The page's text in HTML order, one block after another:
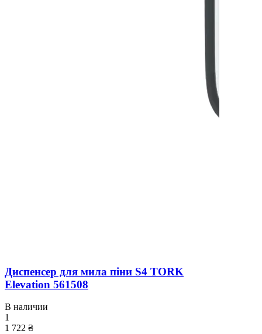
Диспенсер для мила піни S4 TORK
Elevation 561508
В наличии
1
1 722 ₴